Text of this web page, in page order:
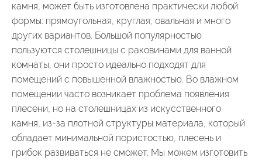
камня, может быть изготовлена практически любой
формы: прямоугольная, круглая, овальная и много
других вариантов. Большой популярностью
пользуются столешницы с раковинами для ванной
комнаты, они просто идеально подходят для
помещений с повышенной влажностью. Во влажном
помещении часто возникает проблема появления
плесени, но на столешницах из искусственного
камня, из-за плотной структуры материала, который
обладает минимальной пористостью, плесень и
грибок развиваться не сможет. Мы можем изготовить